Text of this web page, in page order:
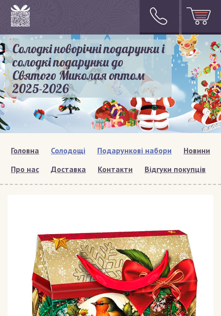
Солодкі новорічні подарунки і
солодкі подарунки до
Святого Миколая оптом
2025-2026
Головна Солодощі Подарункові набори
Новини
Про нас
Доставка Контакти Відгуки покупців